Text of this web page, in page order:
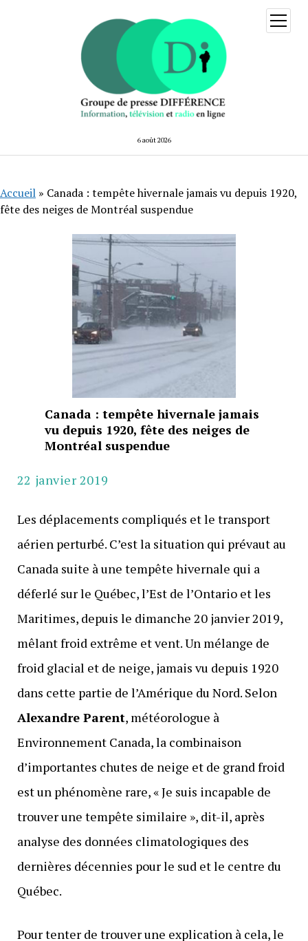
6 août 2026
ouvrir
menu
Accueil » Canada : tempête hivernale jamais vu depuis 1920,
fête des neiges de Montréal suspendue
Canada : tempête hivernale jamais
vu depuis 1920, fête des neiges de
Montréal suspendue
22 janvier 2019
Les déplacements compliqués et le transport
aérien perturbé. C’est la situation qui prévaut au
Canada suite à une tempête hivernale qui a
déferlé sur le Québec, l’Est de l’Ontario et les
Maritimes, depuis le dimanche 20 janvier 2019,
mêlant froid extrême et vent. Un mélange de
froid glacial et de neige, jamais vu depuis 1920
dans cette partie de l’Amérique du Nord. Selon
Alexandre Parent, météorologue à
Environnement Canada, la combinaison
d’importantes chutes de neige et de grand froid
est un phénomène rare, « Je suis incapable de
trouver une tempête similaire », dit-il, après
analyse des données climatologiques des
dernières décennies pour le sud et le centre du
Québec.
Pour tenter de trouver une explication à cela, le